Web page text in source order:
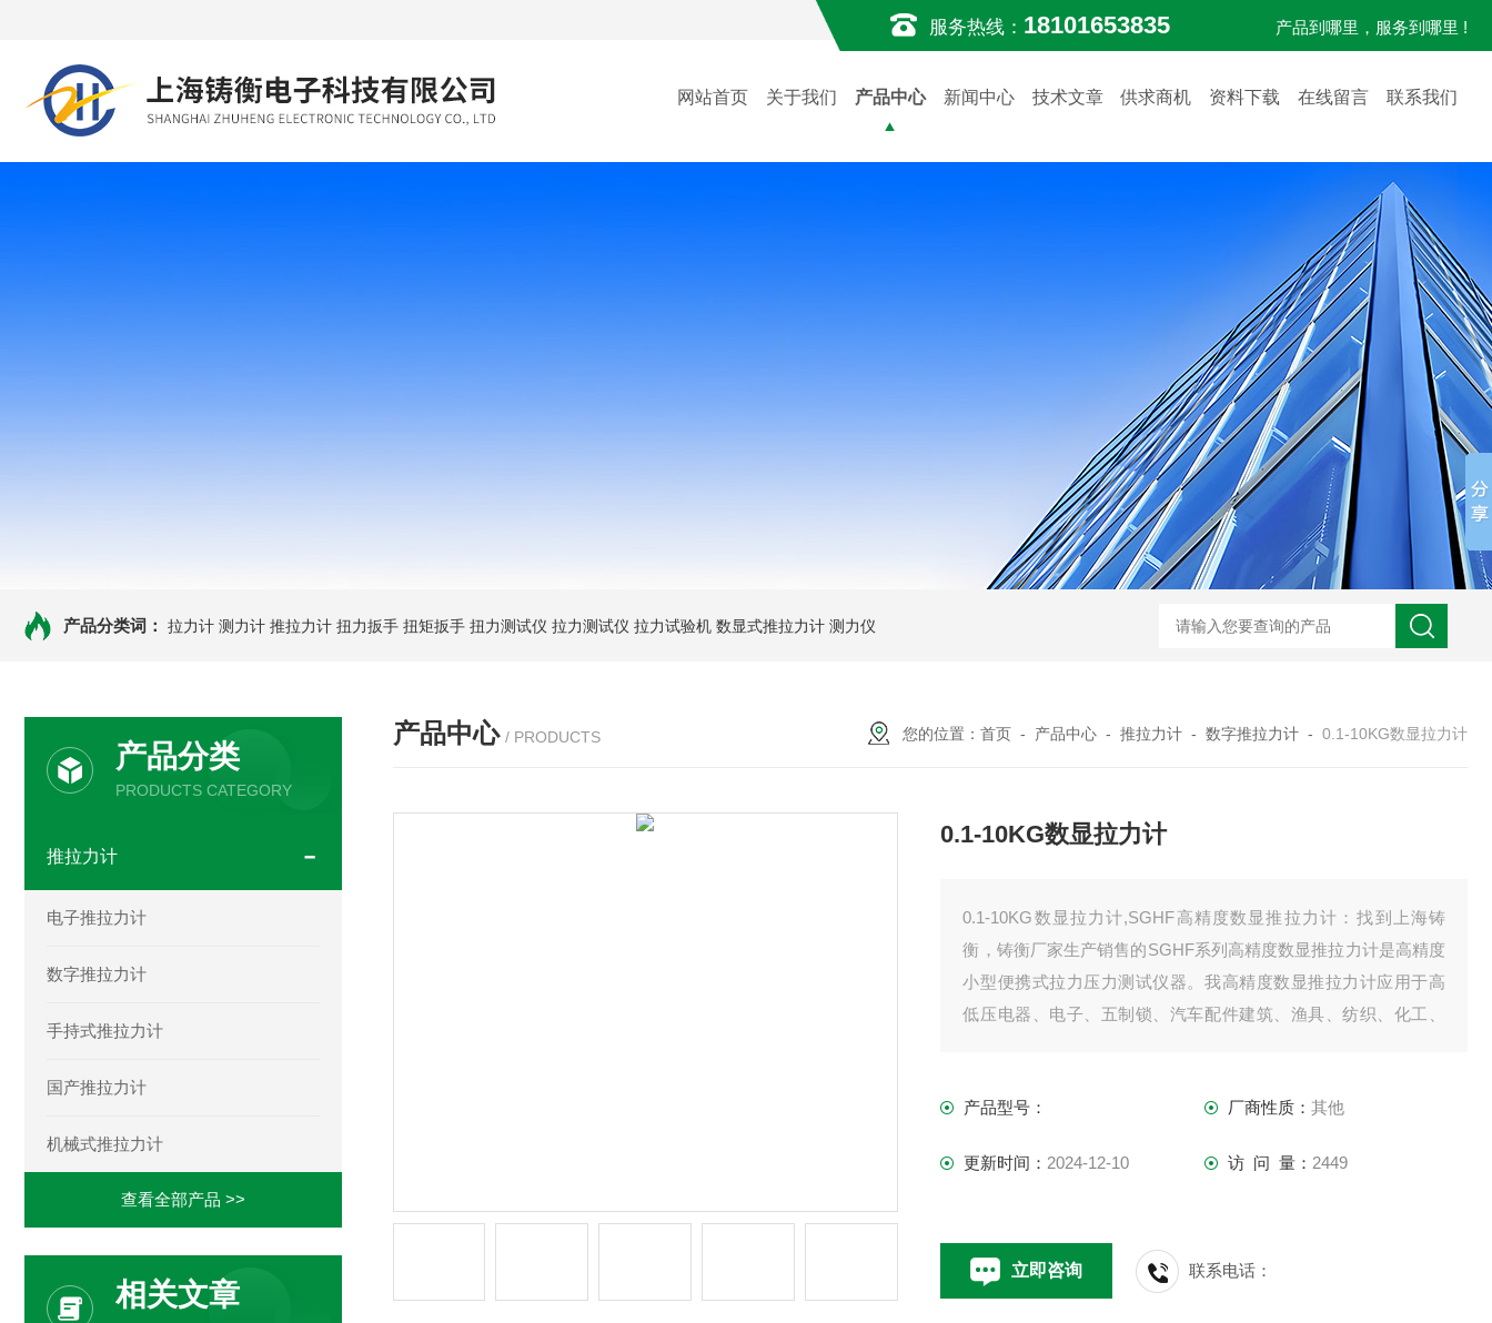
服务热线： 18101653835 产品到哪里，服务到哪里 !
网站首页 关于我们 产品中心 新闻中心 技术文章 供求商机 资料下载 在线留言 联系我们
产品分类词： 拉力计 测力计 推拉力计 扭力扳手 扭矩扳手 扭力测试仪 拉力测试仪 拉力试验机 数显式推拉力计 测力仪
产品分类
PRODUCTS CATEGORY
推拉力计
电子推拉力计
数字推拉力计
手持式推拉力计
国产推拉力计
机械式推拉力计
查看全部产品 >>
相关文章
产品中心 / PRODUCTS 您的位置： 首页 - 产品中心 - 推拉力计 - 数字推拉力计 - 0.1-10KG数显拉力计
0.1-10KG数显拉力计
0.1-10KG数显拉力计,SGHF高精度数显推拉力计：​找到上海铸
衡，铸衡厂家生产销售的SGHF系列高精度数显推拉力计是高精度
小型便携式拉力压力测试仪器。我高精度数显推拉力计应用于高
低压电器、电子、五制锁、汽车配件建筑、渔具、纺织、化工、
产品型号：
厂商性质： 其他
更新时间： 2024-12-10 访 问 量： 2449
立即咨询 联系电话：